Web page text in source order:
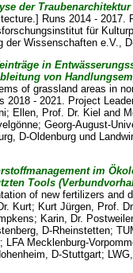
der
Runs 2014 - 2017.
für
der Wissenschaften e.V.,
in
von
of grassland areas in
2018 - 2021. Project
; Ellen, Prof. Dr. Kiel and
Georg-August-
D-Oldenburg und
im
Tools
of new fertilizers and
Kurt; Kurt Jürgen, Prof.
; Karin, Dr.
D-Rheinstetten;
LFA Mecklenburg-
D-Stuttgart;